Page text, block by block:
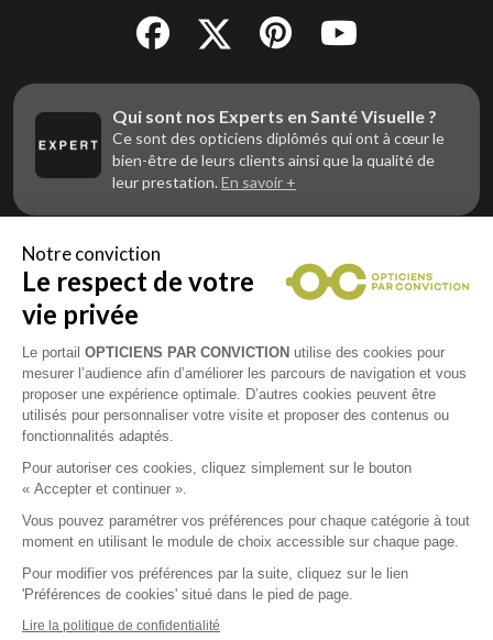
Qui sont nos Experts en Santé Visuelle ?
Ce sont des opticiens diplômés qui ont à cœur le
bien-être de leurs clients ainsi que la qualité de
leur prestation. En savoir +
Vous êtes un professionnel de la vue et
vous souhaitez nous rejoindre ?
Contactez Alliance Optic, la centrale d’achats et
d’accompagnement des opticiens indépendants
Contacts
Notre conviction
Le respect de votre
vie privée
Le portail OPTICIENS PAR CONVICTION utilise des cookies pour
mesurer l’audience afin d’améliorer les parcours de navigation et vous
proposer une expérience optimale. D’autres cookies peuvent être
utilisés pour personnaliser votre visite et proposer des contenus ou
fonctionnalités adaptés.
Pour autoriser ces cookies, cliquez simplement sur le bouton
« Accepter et continuer ».
Vous pouvez paramétrer vos préférences pour chaque catégorie à tout
moment en utilisant le module de choix accessible sur chaque page.
Pour modifier vos préférences par la suite, cliquez sur le lien
'Préférences de cookies' situé dans le pied de page.
Lire la politique de confidentialité